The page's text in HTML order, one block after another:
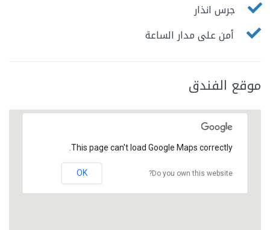
جرس انذار
أمن على مدار الساعة
موقع الفندق
This page can't load Google Maps correctly.
Do you own this website?
OK